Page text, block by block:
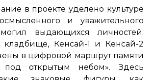
в проекте уделено культуре
и уважительного
выдающихся личностей.
кладбище, Кенсай-1 и Кенсай-2
в цифровой маршрут памяти
под открытым небом». Здесь